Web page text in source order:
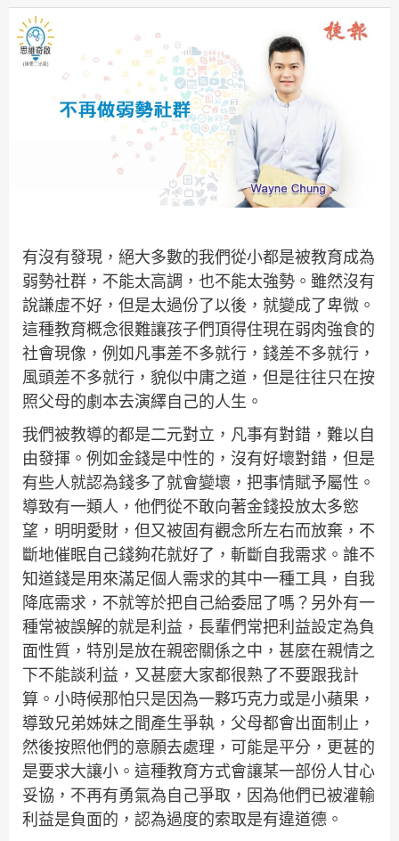
有沒有發現，絕大多數的我們從小都是被教育成為
弱勢社群，不能太高調，也不能太強勢。雖然沒有
說謙虛不好，但是太過份了以後，就變成了卑微。
這種教育概念很難讓孩子們頂得住現在弱肉強食的
社會現像，例如凡事差不多就行，錢差不多就行，
風頭差不多就行，貌似中庸之道，但是往往只在按
照父母的劇本去演繹自己的人生。
我們被教導的都是二元對立，凡事有對錯，難以自
由發揮。例如金錢是中性的，沒有好壞對錯，但是
有些人就認為錢多了就會變壞，把事情賦予屬性。
導致有一類人，他們從不敢向著金錢投放太多慾
望，明明愛財，但又被固有觀念所左右而放棄，不
斷地催眠自己錢夠花就好了，斬斷自我需求。誰不
知道錢是用來滿足個人需求的其中一種工具，自我
降底需求，不就等於把自己給委屈了嗎？另外有一
種常被誤解的就是利益，長輩們常把利益設定為負
面性質，特別是放在親密關係之中，甚麼在親情之
下不能談利益，又甚麼大家都很熟了不要跟我計
算。小時候那怕只是因為一夥巧克力或是小蘋果，
導致兄弟姊妹之間產生爭執，父母都會出面制止，
然後按照他們的意願去處理，可能是平分，更甚的
是要求大讓小。這種教育方式會讓某一部份人甘心
妥協，不再有勇氣為自己爭取，因為他們已被灌輸
利益是負面的，認為過度的索取是有違道德。